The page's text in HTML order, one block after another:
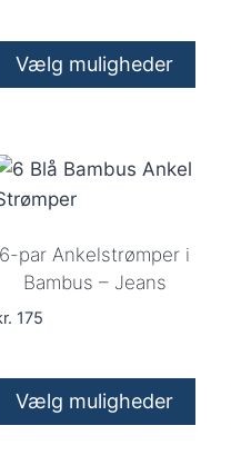
Vælg muligheder
Mulighederne
kan
6-par Ankelstrømper i
Bambus – Jeans
175
Vælg muligheder